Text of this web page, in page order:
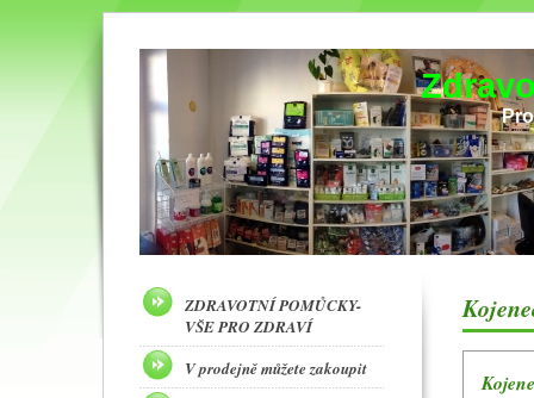
ZDRAVOTNÍ POMŮCKY-
VŠE PRO ZDRAVÍ
V prodejně můžete zakoupit